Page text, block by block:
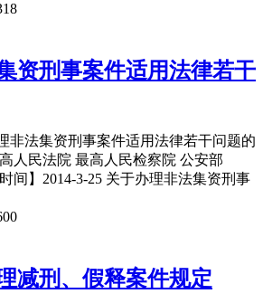
资刑事案件适用法律若干
非法集资刑事案件适用法律若干问题的
人民法院 最高人民检察院 公安部
间】2014-3-25 关于办理非法集资刑事
减刑、假释案件规定